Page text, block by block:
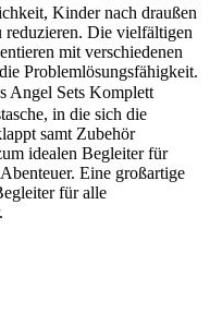
Kinder nach draußen
Die vielfältigen
mit verschiedenen
Problemlösungsfähigkeit.
Angel Sets Komplett
in die sich die
samt Zubehör
idealen Begleiter für
Eine großartige
für alle